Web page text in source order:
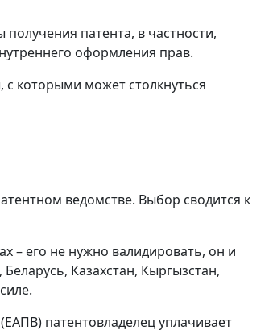
патента, в частности,
оформления прав.
которыми может столкнуться
ведомстве. Выбор сводится к
– его не нужно валидировать, он и
Казахстан, Кыргызстан,
патентовладелец уплачивает